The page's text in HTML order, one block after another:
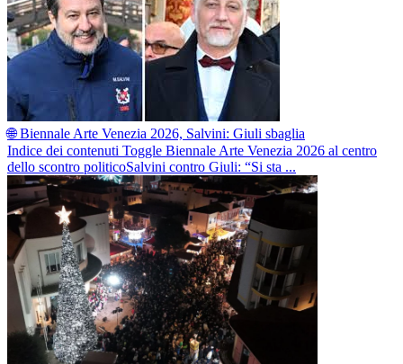
🌐 Biennale Arte Venezia 2026, Salvini: Giuli sbaglia
Indice dei contenuti Toggle Biennale Arte Venezia 2026 al centro
dello scontro politicoSalvini contro Giuli: “Si sta ...